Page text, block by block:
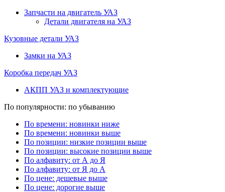
Запчасти на двигатель УАЗ
Детали двигателя на УАЗ
Кузовные детали УАЗ
Замки на УАЗ
Коробка передач УАЗ
АКПП УАЗ и комплектующие
По популярности: по убыванию
По времени: новинки ниже
По времени: новинки выше
По позиции: низкие позиции выше
По позиции: высокие позиции выше
По алфавиту: от А до Я
По алфавиту: от Я до А
По цене: дешевые выше
По цене: дорогие выше